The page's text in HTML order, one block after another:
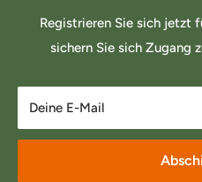
Registrieren Sie sich jetzt
sichern Sie sich Zugang
Deine E-Mail